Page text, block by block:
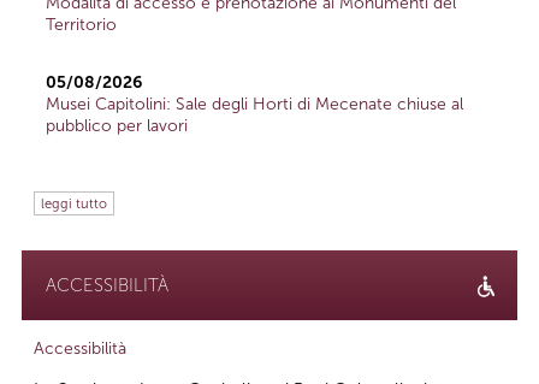
Territorio
05/08/2026
Musei Capitolini: Sale degli Horti di Mecenate chiuse al
pubblico per lavori
leggi tutto
ACCESSIBILITÀ
Accessibilità